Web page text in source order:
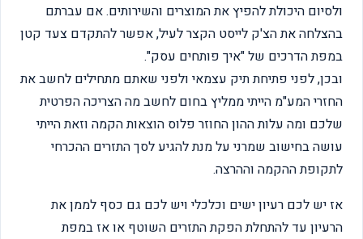
ולסיום היכולת להפיץ את המוצרים והשירותים. אם עברתם
בהצלחה את הצ'ק לייסט הקצר לעיל, אפשר להתקדם צעד קטן
במפת הדרכים של "איך פותחים עסק".
ובכן, לפני פתיחת תיק עצמאי ולפני שאתם מתחילים לחשב את
החזרי המע"מ הייתי ממליץ בחום לחשב מה הצריכה הפרטית
שלכם ומה עלות ההון החוזר פלוס הוצאות הקמה וזאת הייתי
עושה בחישוב שמרני על מנת להגיע לסך התזרים ההכרחי
לתקופת ההקמה וההרצה.
אז יש לכם רעיון ישים וכלכלי ויש לכם גם כסף לממן את
הרעיון עד להתחלת הפקת התזרים השוטף או אז במפת